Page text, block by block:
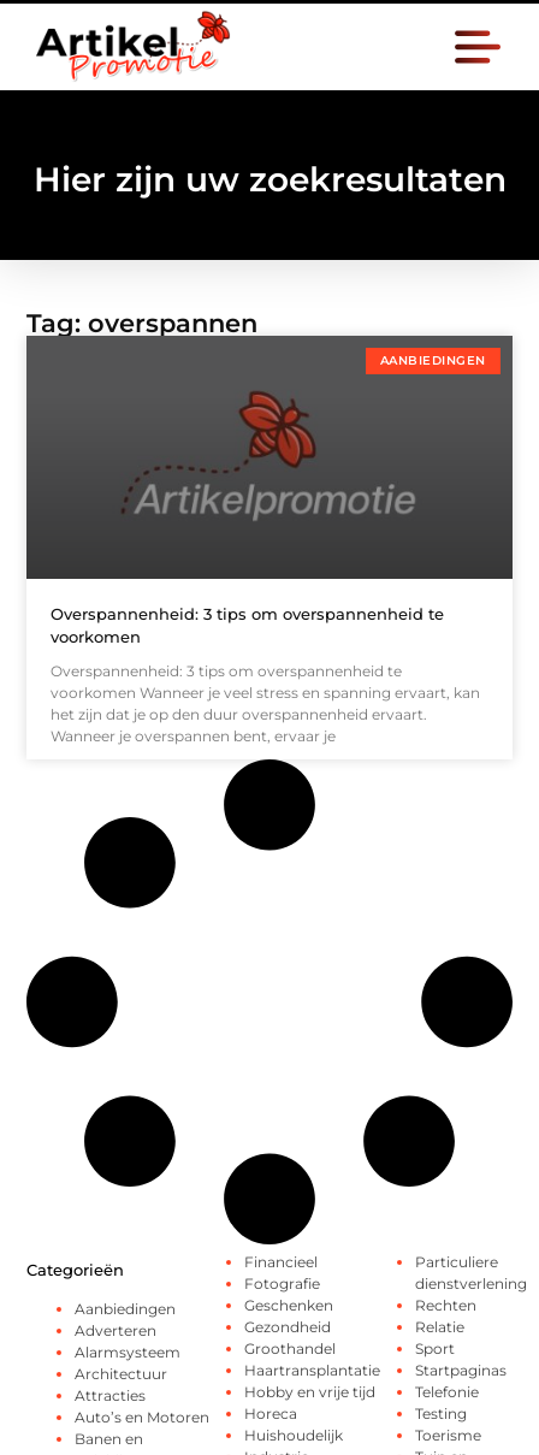
Hier zijn uw zoekresultaten
Tag: overspannen
AANBIEDINGEN
Overspannenheid: 3 tips om overspannenheid te
voorkomen
Overspannenheid: 3 tips om overspannenheid te
voorkomen Wanneer je veel stress en spanning ervaart, kan
het zijn dat je op den duur overspannenheid ervaart.
Wanneer je overspannen bent, ervaar je
Categorieën
Aanbiedingen
Adverteren
Alarmsysteem
Architectuur
Attracties
Auto’s en Motoren
Banen en
Financieel
Fotografie
Geschenken
Gezondheid
Groothandel
Haartransplantatie
Hobby en vrije tijd
Horeca
Huishoudelijk
Particuliere
dienstverlening
Rechten
Relatie
Sport
Startpaginas
Telefonie
Testing
Toerisme